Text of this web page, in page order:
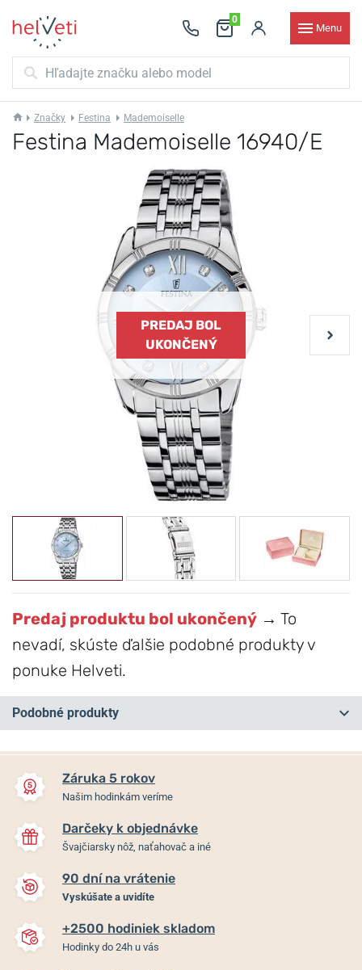
0
Menu
Značky Festina Mademoiselle
Festina Mademoiselle 16940/E
PREDAJ BOL
UKONČENÝ
Predaj produktu bol ukončený → To
nevadí, skúste ďalšie podobné produkty v
ponuke Helveti.
Podobné produkty
Festina Mademoiselle
20746/3
Záruka 5 rokov
Našim hodinkám veríme
Darčeky k objednávke
Švajčiarsky nôž, naťahovač a iné
90 dní na vrátenie
Vyskúšate a uvidíte
+2500 hodiniek skladom
Hodinky do 24h u vás